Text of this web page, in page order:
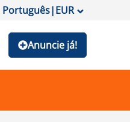
Português|EUR
Anuncie já!